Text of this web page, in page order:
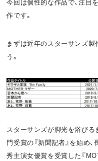
作です。
まずは近年のスターサンズ製
う。
スターサンズが脚光を浴び
門受賞の『新聞記者』を始め
秀主演女優賞を受賞した『